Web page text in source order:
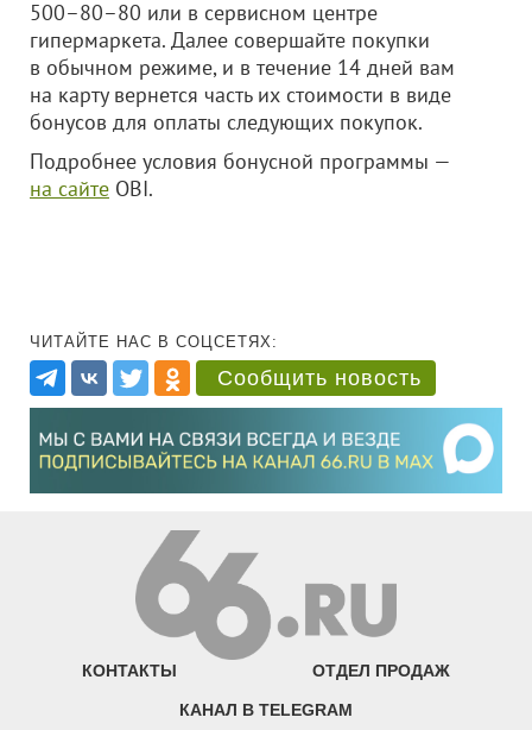
500–80–80 или в сервисном центре
гипермаркета. Далее совершайте покупки
в обычном режиме, и в течение 14 дней вам
на карту вернется часть их стоимости в виде
бонусов для оплаты следующих покупок.
Подробнее условия бонусной программы —
на сайте OBI.
ЧИТАЙТЕ НАС В СОЦСЕТЯХ:
Сообщить новость
КОНТАКТЫ ОТДЕЛ ПРОДАЖ
КАНАЛ В TELEGRAM